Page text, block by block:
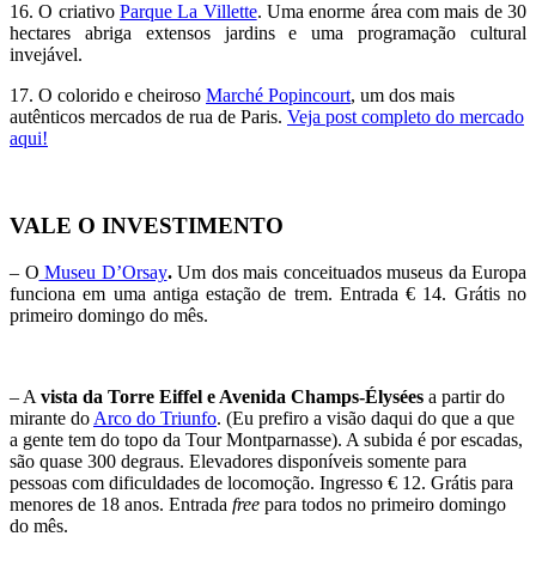
16. O criativo Parque La Villette. Uma enorme área com mais de 30
hectares abriga extensos jardins e uma programação cultural
invejável.
17. O colorido e cheiroso Marché Popincourt, um dos mais
autênticos mercados de rua de Paris. Veja post completo do mercado
aqui!
VALE O INVESTIMENTO
– O Museu D’Orsay. Um dos mais conceituados museus da Europa
funciona em uma antiga estação de trem. Entrada € 14. Grátis no
primeiro domingo do mês.
– A vista da Torre Eiffel e Avenida Champs-Élysées a partir do
mirante do Arco do Triunfo. (Eu prefiro a visão daqui do que a que
a gente tem do topo da Tour Montparnasse). A subida é por escadas,
são quase 300 degraus. Elevadores disponíveis somente para
pessoas com dificuldades de locomoção. Ingresso € 12. Grátis para
menores de 18 anos. Entrada free para todos no primeiro domingo
do mês.